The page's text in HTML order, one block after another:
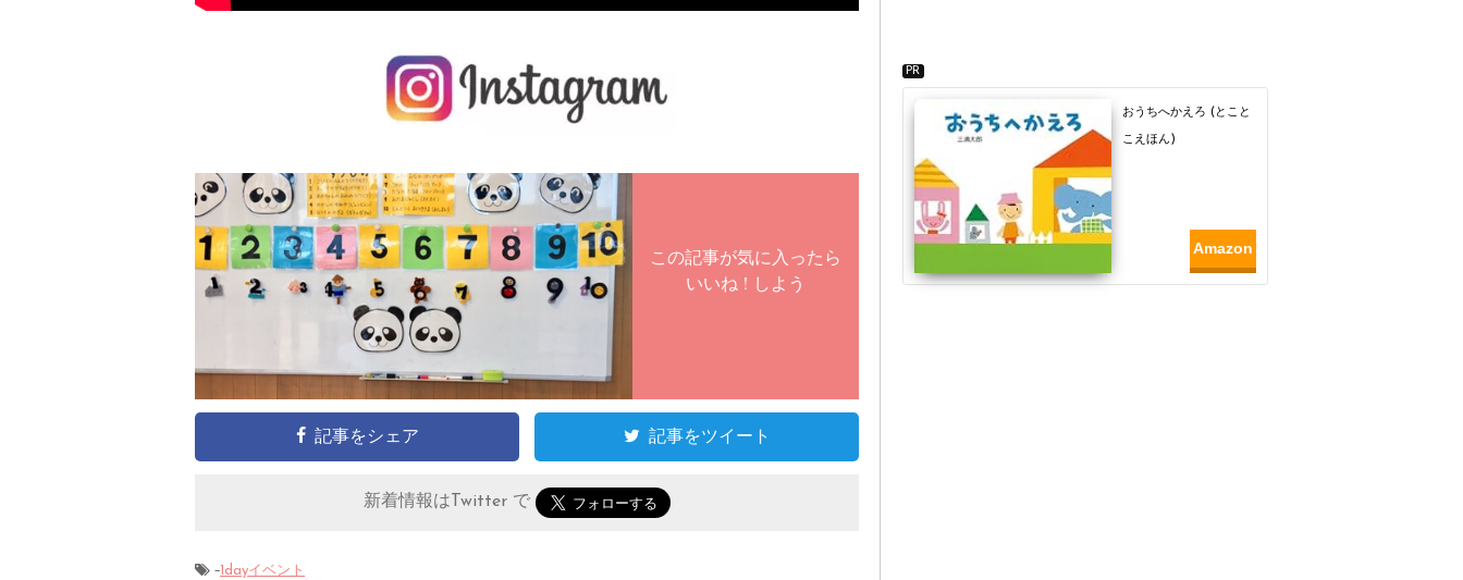
この記事が気に入ったら
いいね ! しよう
記事をシェア 記事をツイート
新着情報はTwitter で
- 1dayイベント
PR
おうちへかえろ (とこと
こえほん)
Amazon